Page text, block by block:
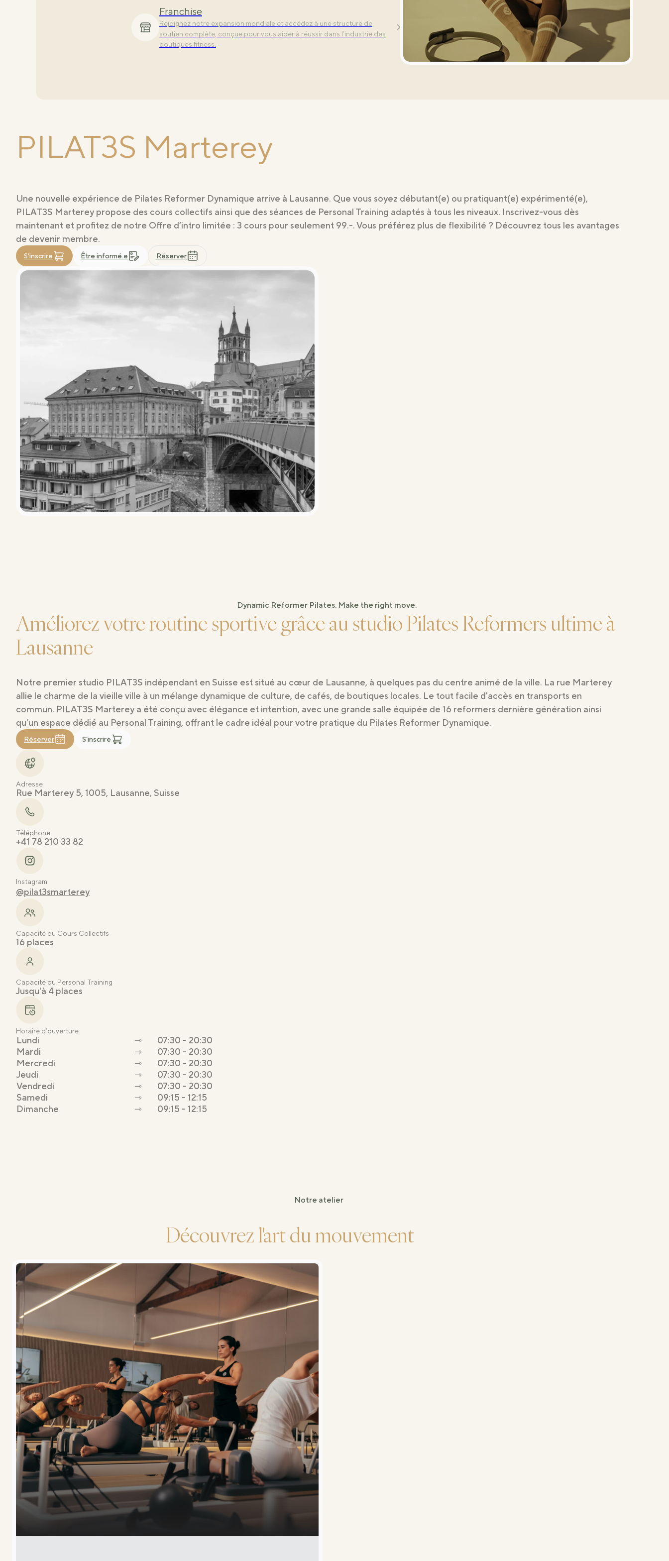
conçue pour sublimer et compléter votre routine d’entraînement.
Franchise
Rejoignez notre expansion mondiale et accédez à une structure de
soutien complète, conçue pour vous aider à réussir dans l’industrie des
boutiques fitness.
PILAT3S Marterey
Une nouvelle expérience de Pilates Reformer Dynamique arrive à Lausanne. Que vous soyez débutant(e) ou pratiquant(e) expérimenté(e),
PILAT3S Marterey propose des cours collectifs ainsi que des séances de Personal Training adaptés à tous les niveaux. Inscrivez-vous dès
maintenant et profitez de notre Offre d’intro limitée : 3 cours pour seulement 99.-. Vous préférez plus de flexibilité ? Découvrez tous les avantages
de devenir membre.
S’inscrire Être informé.e Réserver
Dynamic Reformer Pilates. Make the right move.
Améliorez votre routine sportive grâce au studio Pilates Reformers ultime à
Lausanne
Notre premier studio PILAT3S indépendant en Suisse est situé au cœur de Lausanne, à quelques pas du centre animé de la ville. La rue Marterey
allie le charme de la vieille ville à un mélange dynamique de culture, de cafés, de boutiques locales. Le tout facile d'accès en transports en
commun. PILAT3S Marterey a été conçu avec élégance et intention, avec une grande salle équipée de 16 reformers dernière génération ainsi
qu’un espace dédié au Personal Training, offrant le cadre idéal pour votre pratique du Pilates Reformer Dynamique.
Réserver S’inscrire
Adresse
Rue Marterey 5, 1005, Lausanne, Suisse
Téléphone
+41 78 210 33 82
Instagram
@pilat3smarterey
Capacité du Cours Collectifs
16 places
Capacité du Personal Training
Jusqu'à 4 places
Horaire d’ouverture
Lundi ⇾
07:30 - 20:30
Mardi
⇾
07:30 - 20:30
Mercredi
⇾
07:30 - 20:30
Jeudi
⇾
07:30 - 20:30
Vendredi
⇾
07:30 - 20:30
Samedi
⇾
09:15 - 12:15
Dimanche
⇾ 09:15 - 12:15
Notre atelier
Découvrez l'art du mouvement